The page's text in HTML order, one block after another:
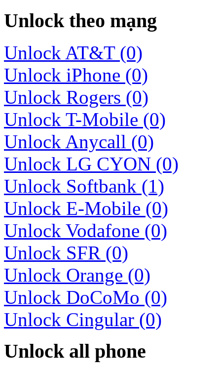
Unlock theo mạng
Unlock AT&T (0)
Unlock iPhone (0)
Unlock Rogers (0)
Unlock T-Mobile (0)
Unlock Anycall (0)
Unlock LG CYON (0)
Unlock Softbank (1)
Unlock E-Mobile (0)
Unlock Vodafone (0)
Unlock SFR (0)
Unlock Orange (0)
Unlock DoCoMo (0)
Unlock Cingular (0)
Unlock all phone